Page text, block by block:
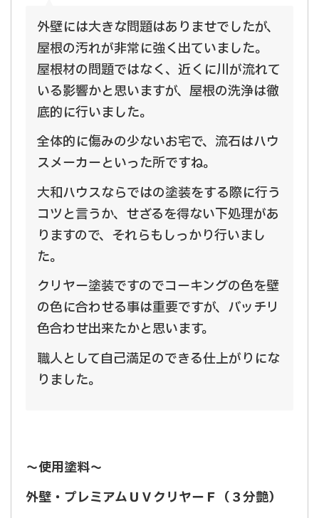
外壁には大きな問題はありませでしたが、
屋根の汚れが非常に強く出ていました。
屋根材の問題ではなく、近くに川が流れて
いる影響かと思いますが、屋根の洗浄は徹
底的に行いました。
全体的に傷みの少ないお宅で、流石はハウ
スメーカーといった所ですね。
大和ハウスならではの塗装をする際に行う
コツと言うか、せざるを得ない下処理があ
りますので、それらもしっかり行いまし
た。
クリヤー塗装ですのでコーキングの色を壁
の色に合わせる事は重要ですが、バッチリ
色合わせ出来たかと思います。
職人として自己満足のできる仕上がりにな
りました。
～使用塗料～
外壁・プレミアムＵＶクリヤーＦ（３分艶）